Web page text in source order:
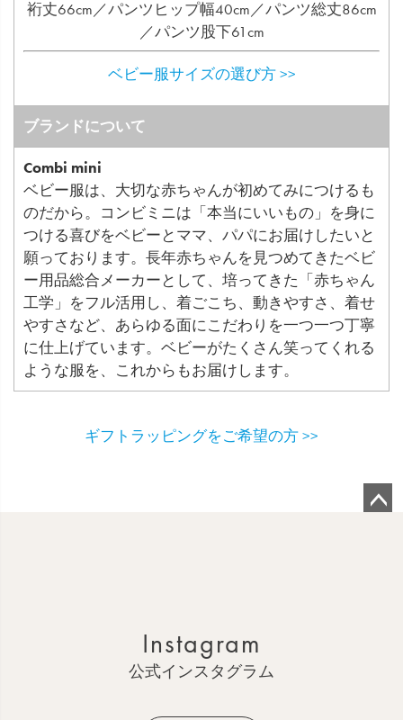
裄丈66cm／パンツヒップ幅40cm／パンツ総丈86cm
／パンツ股下61cm
ベビー服サイズの選び方 >>
ブランドについて
Combi mini
ベビー服は、大切な赤ちゃんが初めてみにつけるも
のだから。コンビミニは「本当にいいもの」を身に
つける喜びをベビーとママ、パパにお届けしたいと
願っております。長年赤ちゃんを見つめてきたベビ
ー用品総合メーカーとして、培ってきた「赤ちゃん
工学」をフル活用し、着ごこち、動きやすさ、着せ
やすさなど、あらゆる面にこだわりを一つ一つ丁寧
に仕上げています。ベビーがたくさん笑ってくれる
ような服を、これからもお届けします。
ギフトラッピングをご希望の方 >>
Instagram
公式インスタグラム